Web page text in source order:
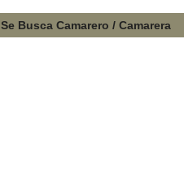
Se Busca Camarero / Camarera